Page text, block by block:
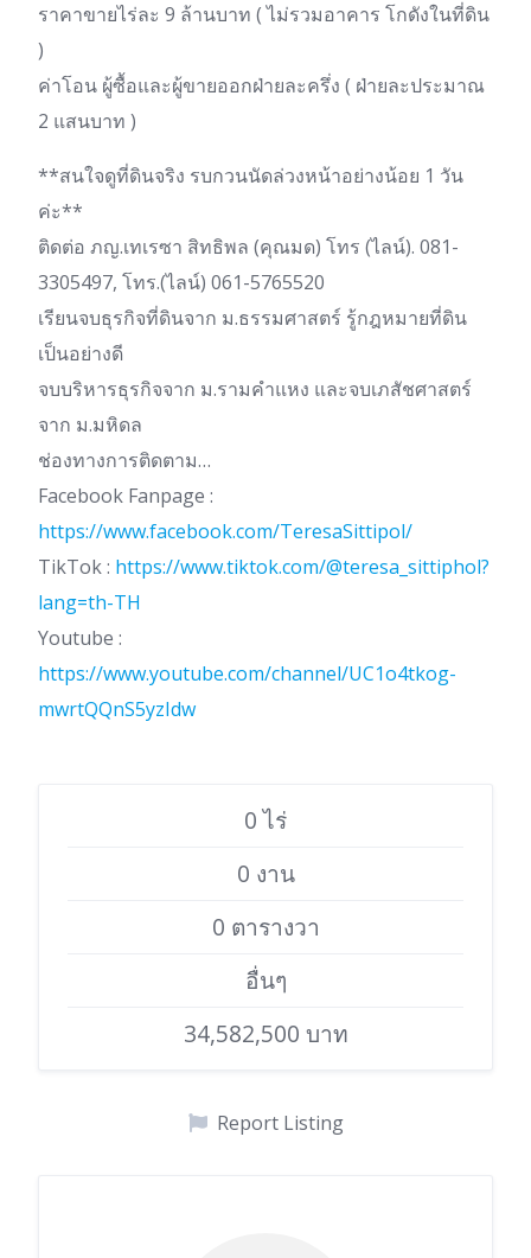
ราคาขายไร่ละ 9 ล้านบาท ( ไม่รวมอาคาร โกดังในที่ดิน
)
ค่าโอน ผู้ซื้อและผู้ขายออกฝ่ายละครึ่ง ( ฝ่ายละประมาณ
2 แสนบาท )
**สนใจดูที่ดินจริง รบกวนนัดล่วงหน้าอย่างน้อย 1 วัน
ค่ะ**
ติดต่อ ภญ.เทเรซา สิทธิพล (คุณมด) โทร (ไลน์). 081-
3305497, โทร.(ไลน์) 061-5765520
เรียนจบธุรกิจที่ดินจาก ม.ธรรมศาสตร์ รู้กฎหมายที่ดิน
เป็นอย่างดี
จบบริหารธุรกิจจาก ม.รามคำแหง และจบเภสัชศาสตร์
จาก ม.มหิดล
ช่องทางการติดตาม…
Facebook Fanpage :
https://www.facebook.com/TeresaSittipol/
TikTok : https://www.tiktok.com/@teresa_sittiphol?
lang=th-TH
Youtube :
https://www.youtube.com/channel/UC1o4tkog-
mwrtQQnS5yzIdw
0 ไร่
0 งาน
0 ตารางวา
อื่นๆ
34,582,500 บาท
Report Listing